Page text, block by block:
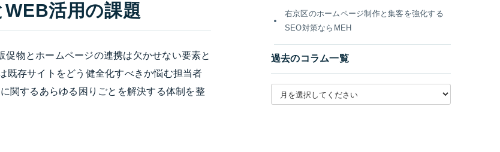
活用の課題
物とホームページの連携は欠かせない要素と
既存サイトをどう健全化すべきか悩む担当者
関するあらゆる困りごとを解決する体制を整
右京区のホームページ制作と集客を強化する
SEO対策ならMEH
過去のコラム一覧
月別アーカイブを選択